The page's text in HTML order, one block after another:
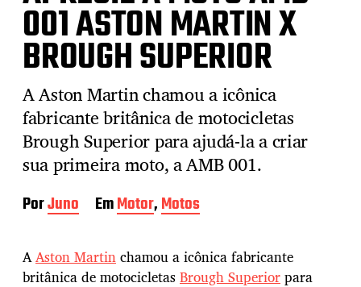
001 ASTON MARTIN X
BROUGH SUPERIOR
A Aston Martin chamou a icônica
fabricante britânica de motocicletas
Brough Superior para ajudá-la a criar
sua primeira moto, a AMB 001.
PorJuno EmMotor,Motos
AAston Martinchamou a icônica fabricante
britânica de motocicletasBrough Superiorpara